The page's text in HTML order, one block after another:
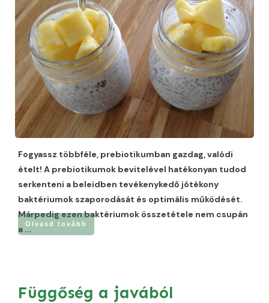
Fogyassz többféle, prebiotikumban gazdag, valódi
ételt! A prebiotikumok bevitelével hatékonyan tudod
serkenteni a beleidben tevékenykedő jótékony
baktériumok szaporodását és optimális működését.
Márpedig ezen baktériumok összetétele nem csupán
a ...
Olvasd tovább
Függőség a javából